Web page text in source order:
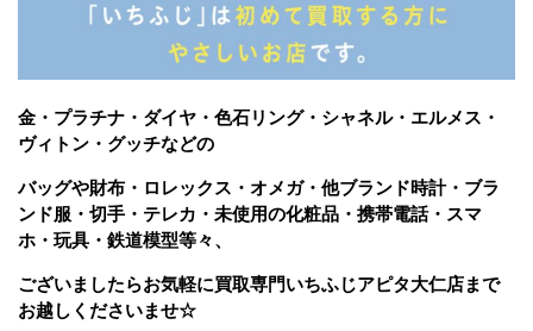
金・プラチナ・ダイヤ・色石リング・シャネル・エルメス・
ヴィトン・グッチなどの
バッグや財布・ロレックス・オメガ・他ブランド時計・ブラ
ンド服・切手・テレカ・未使用の化粧品・携帯電話・スマ
ホ・玩具・鉄道模型等々、
ございましたらお気軽に買取専門いちふじアピタ大仁店まで
お越しくださいませ☆